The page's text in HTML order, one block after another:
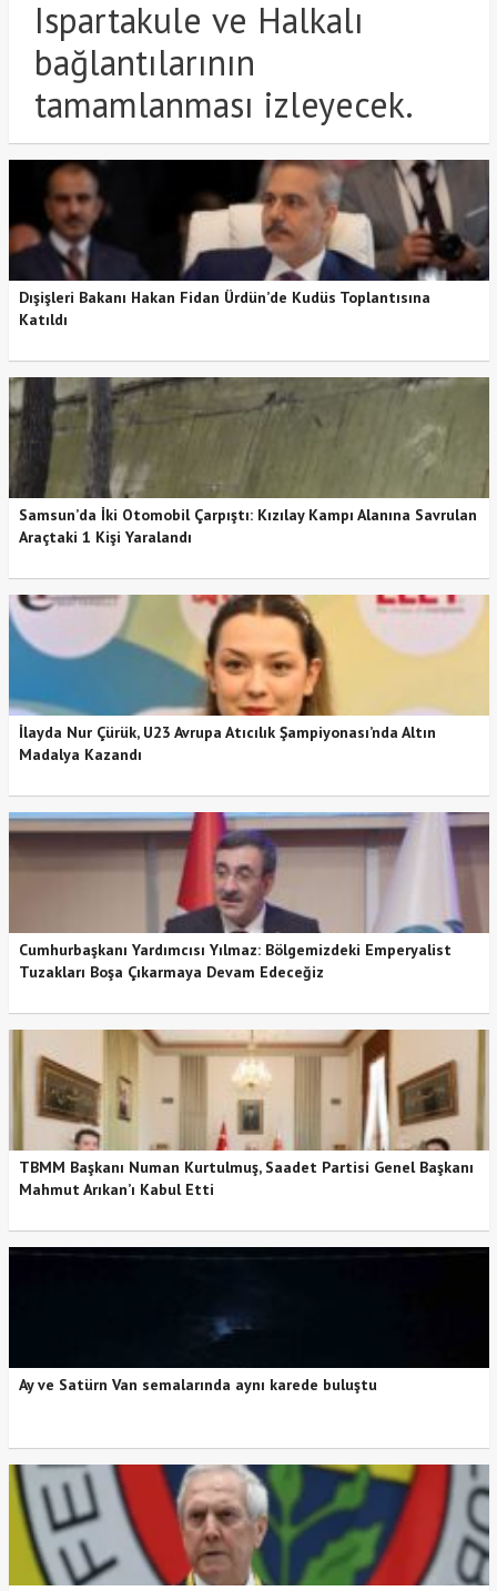
Ispartakule ve Halkalı
bağlantılarının
tamamlanması izleyecek.
Dışişleri Bakanı Hakan Fidan Ürdün’de Kudüs Toplantısına
Katıldı
Samsun’da İki Otomobil Çarpıştı: Kızılay Kampı Alanına Savrulan
Araçtaki 1 Kişi Yaralandı
İlayda Nur Çürük, U23 Avrupa Atıcılık Şampiyonası’nda Altın
Madalya Kazandı
Cumhurbaşkanı Yardımcısı Yılmaz: Bölgemizdeki Emperyalist
Tuzakları Boşa Çıkarmaya Devam Edeceğiz
TBMM Başkanı Numan Kurtulmuş, Saadet Partisi Genel Başkanı
Mahmut Arıkan’ı Kabul Etti
Ay ve Satürn Van semalarında aynı karede buluştu